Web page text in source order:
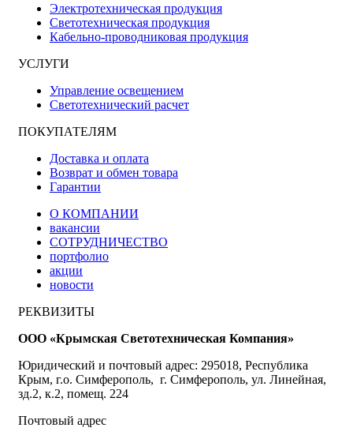
Электротехническая продукция
Светотехническая продукция
Кабельно-проводниковая продукция
УСЛУГИ
Управление освещением
Светотехнический расчет
ПОКУПАТЕЛЯМ
Доставка и оплата
Возврат и обмен товара
Гарантии
О КОМПАНИИ
вакансии
СОТРУДНИЧЕСТВО
портфолио
акции
новости
РЕКВИЗИТЫ
ООО «Крымская Светотехническая Компания»
Юридический и почтовый адрес: 295018, Республика
Крым, г.о. Симферополь, г. Симферополь, ул. Линейная,
зд.2, к.2, помещ. 224
Почтовый адрес